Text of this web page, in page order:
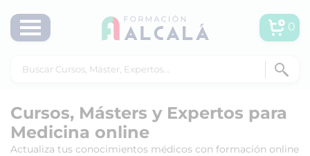
0
Cursos, Másters y Expertos para
Medicina online
Actualiza tus conocimientos médicos con formación online